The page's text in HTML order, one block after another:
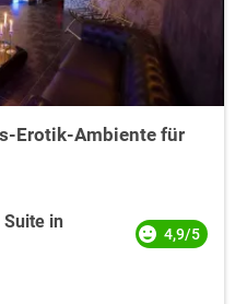
Erotik-Ambiente für
in
4,9/5